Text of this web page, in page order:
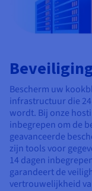
Bescherm uw
infrastructuur die
wordt. Bij onze
inbegrepen om de
geavanceerde
zijn tools voor
14 dagen
garandeert de
vertrouwelijkheid